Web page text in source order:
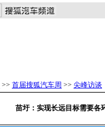
>> 首届搜狐汽车周 >> 尖峰访谈
苗圩：实现长远目标需要各